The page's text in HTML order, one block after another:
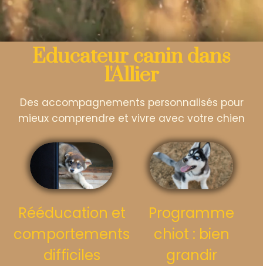
Educateur canin dans
l'Allier
Des accompagnements personnalisés pour
mieux comprendre et vivre avec votre chien
Rééducation et
comportements
difficiles
Programme
chiot : bien
grandir